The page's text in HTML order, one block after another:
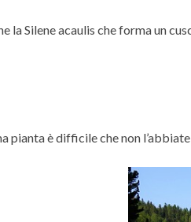
la Silene acaulis che forma un
pianta è difficile che non